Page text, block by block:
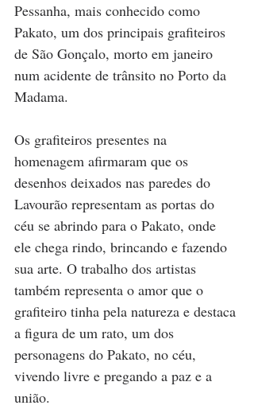
Pessanha, mais conhecido como
Pakato, um dos principais grafiteiros
de São Gonçalo, morto em janeiro
num acidente de trânsito no Porto da
Madama.
Os grafiteiros presentes na
homenagem afirmaram que os
desenhos deixados nas paredes do
Lavourão representam as portas do
céu se abrindo para o Pakato, onde
ele chega rindo, brincando e fazendo
sua arte. O trabalho dos artistas
também representa o amor que o
grafiteiro tinha pela natureza e destaca
a figura de um rato, um dos
personagens do Pakato, no céu,
vivendo livre e pregando a paz e a
união.